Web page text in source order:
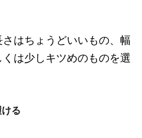
はちょうどいいもの、幅
は少しキツめのものを選
る